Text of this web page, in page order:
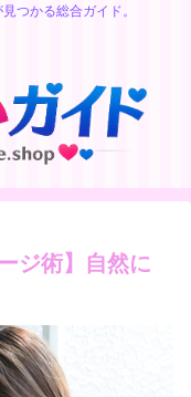
つかる総合ガイド。
ジ術】自然に